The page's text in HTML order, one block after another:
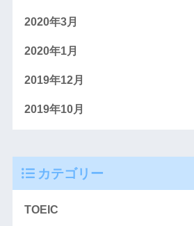
2020年3月
2020年1月
2019年12月
2019年10月
カテゴリー
TOEIC